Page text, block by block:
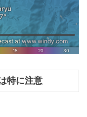
特に注意